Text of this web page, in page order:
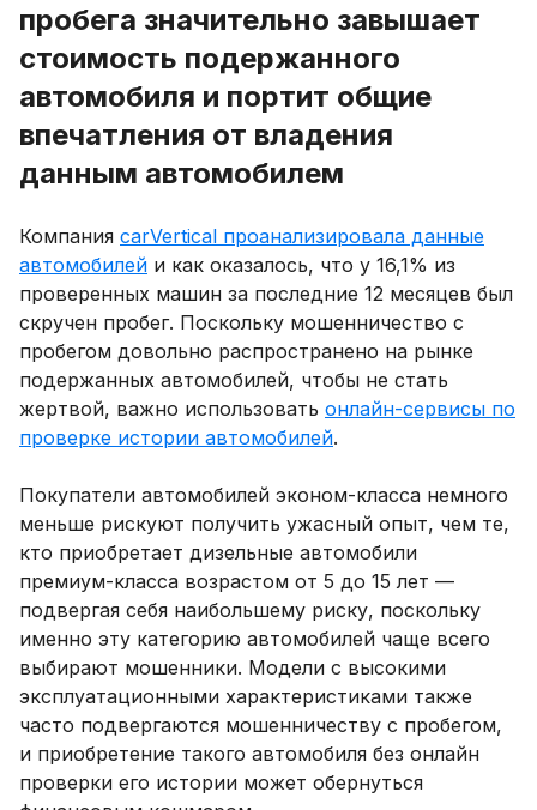
пробега значительно завышает
стоимость подержанного
автомобиля и портит общие
впечатления от владения
данным автомобилем
Компания carVertical проанализировала данные
автомобилей и как оказалось, что у 16,1% из
проверенных машин за последние 12 месяцев был
скручен пробег. Поскольку мошенничество с
пробегом довольно распространено на рынке
подержанных автомобилей, чтобы не стать
жертвой, важно использовать онлайн-сервисы по
проверке истории автомобилей.
Покупатели автомобилей эконом-класса немного
меньше рискуют получить ужасный опыт, чем те,
кто приобретает дизельные автомобили
премиум-класса возрастом от 5 до 15 лет —
подвергая себя наибольшему риску, поскольку
именно эту категорию автомобилей чаще всего
выбирают мошенники. Модели с высокими
эксплуатационными характеристиками также
часто подвергаются мошенничеству с пробегом,
и приобретение такого автомобиля без онлайн
проверки его истории может обернуться